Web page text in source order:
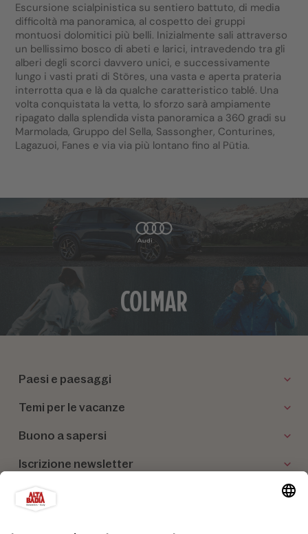
Escursione scialpinistica su sentiero battuto, di media
difficoltà ma panoramica, al cospetto dei gruppi
montuosi dolomitici più belli. Inizialmente sali attraverso
un bellissimo bosco di abeti e larici, intravedendo tra gli
alberi degli scorci davvero unici, e successivamente
lungo i vasti prati di Störes, una vasta e aperta prateria
interrotta qua e là da qualche caratteristico tablé. Una
volta conquistata la vetta, lo sforzo sarà ampiamente
ripagato dalla splendida vista panoramica a 360 gradi su
Marmolada, Gruppo del Sella, Sassongher, Conturines,
Lagazuoi, Fanes e via via più lontano fino al Pütia.
Paesi e paesaggi
Temi per le vacanze
Buono a sapersi
Iscrizione newsletter